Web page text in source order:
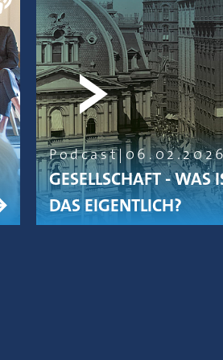
Podcast
GESELLSCHAFT - WAS
DAS EIGENTLICH?